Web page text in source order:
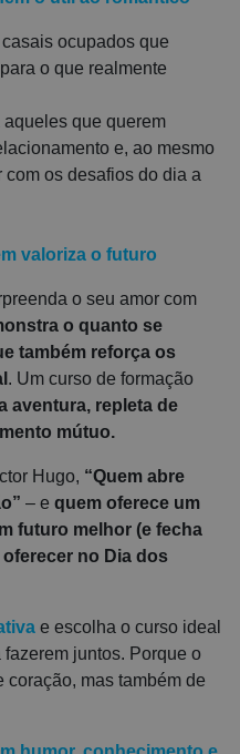
casais ocupados que
o que realmente
aqueles que querem
e, ao mesmo
os desafios do dia a
valoriza o futuro
o seu amor com
o quanto se
também reforça os
. Um curso de formação
aventura, repleta de
mútuo.
Hugo, “Quem abre
– e quem oferece um
futuro melhor (e fecha
no Dia dos
e escolha o curso ideal
juntos. Porque o
coração, mas também de